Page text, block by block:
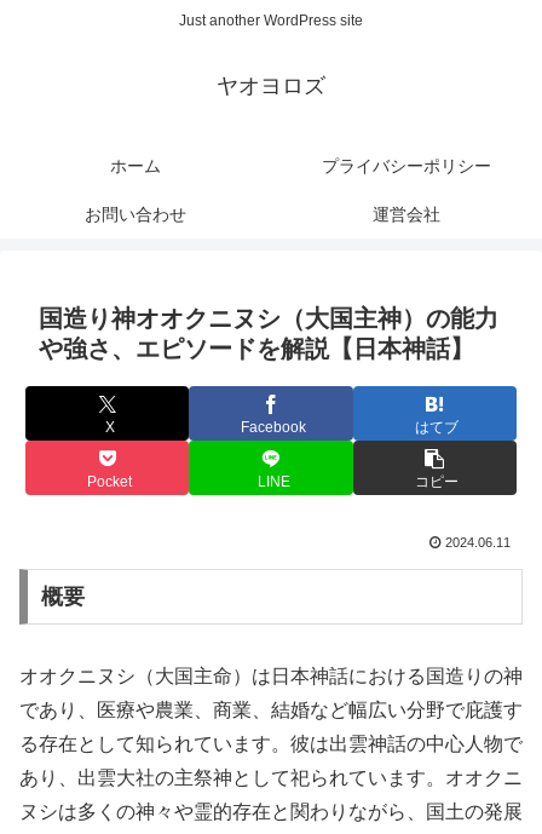
Just another WordPress site
ヤオヨロズ
ホーム プライバシーポリシー
お問い合わせ 運営会社
国造り神オオクニヌシ（大国主神）の能力
や強さ、エピソードを解説【日本神話】
X Facebook はてブ
Pocket LINE コピー
2024.06.11
概要
オオクニヌシ（大国主命）は日本神話における国造りの神
であり、医療や農業、商業、結婚など幅広い分野で庇護す
る存在として知られています。彼は出雲神話の中心人物で
あり、出雲大社の主祭神として祀られています。オオクニ
ヌシは多くの神々や霊的存在と関わりながら、国土の発展